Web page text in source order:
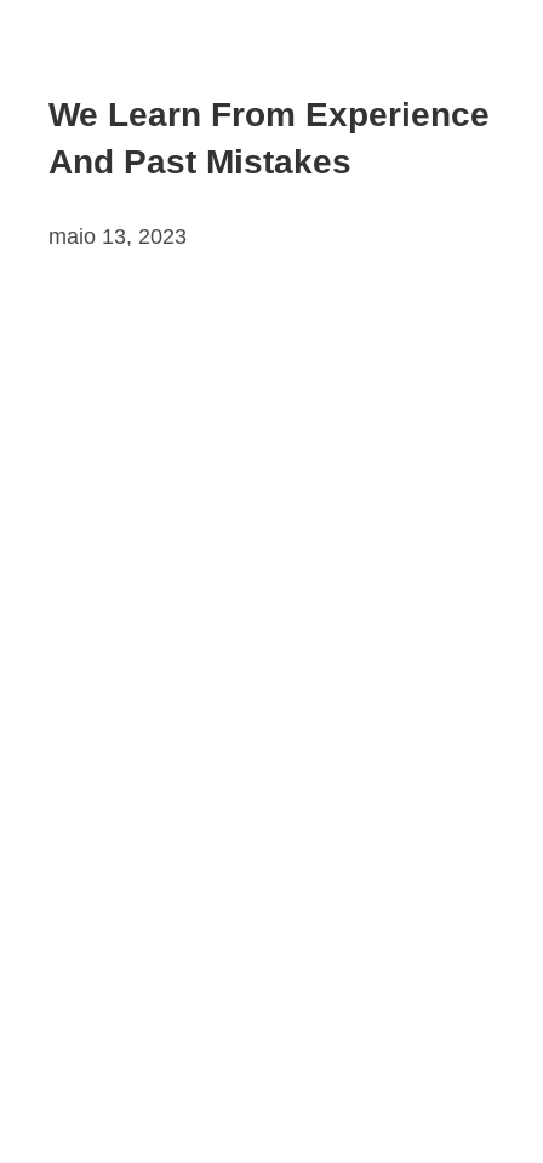
We Learn From Experience
And Past Mistakes
maio 13, 2023